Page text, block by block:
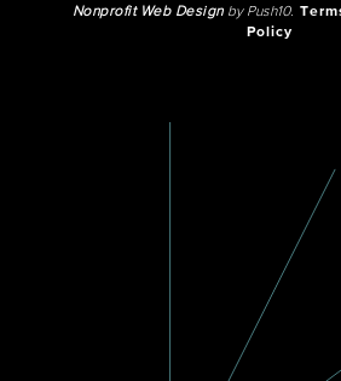
Nonprofit Web Designby Push10.
Policy